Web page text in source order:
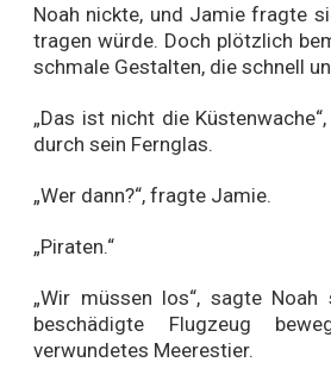
Noah nickte, und Jamie fragte
tragen würde. Doch plötzlich
schmale Gestalten, die schnell
„Das ist nicht die
durch sein Fernglas.
„Wer dann?“, fragte Jamie.
„Piraten.“
„Wir müssen los“, sagte
beschädigte Flugzeug
verwundetes Meerestier.